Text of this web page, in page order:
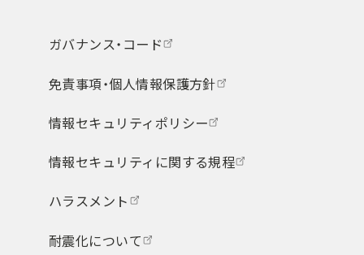
ガバナンス・コード
免責事項・個人情報保護方針
情報セキュリティポリシー
情報セキュリティに関する規程
ハラスメント
耐震化について